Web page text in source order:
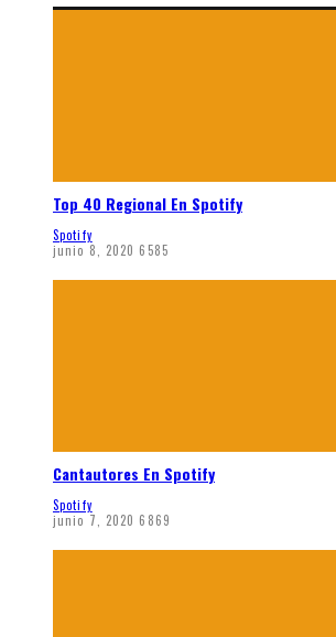
Top 40 Regional En Spotify
Spotify
junio 8, 2020 6585
Cantautores En Spotify
Spotify
junio 7, 2020 6869